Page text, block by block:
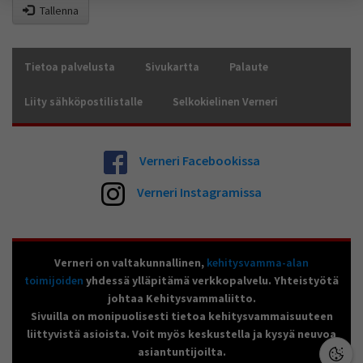
Tallenna
Tietoa palvelusta Sivukartta Palaute
Liity sähköpostilistalle Selkokielinen Verneri
Verneri Facebookissa
Verneri Instagramissa
Verneri on valtakunnallinen, kehitysvamma-alan
toimijoiden yhdessä ylläpitämä verkkopalvelu. Yhteistyötä
johtaa Kehitysvammaliitto.
Sivuilla on monipuolisesti tietoa kehitysvammaisuuteen
liittyvistä asioista. Voit myös keskustella ja kysyä neuvoa
asiantuntijoilta.
yksittäiseen käyttäjään.